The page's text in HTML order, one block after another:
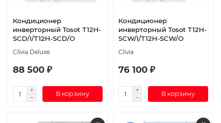
Кондиционер
инверторный Tosot T12H-
SCD/I/T12H-SCD/O
Clivia Deluxe
88 500 ₽
В корзину
Кондиционер
инверторный Tosot T12H-
SCW/I/T12H-SCW/O
Clivia
76 100 ₽
В корзину